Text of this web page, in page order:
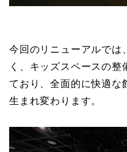
今回のリニューアルでは
く、キッズスペースの
ており、全面的に快適な
生まれ変わります。